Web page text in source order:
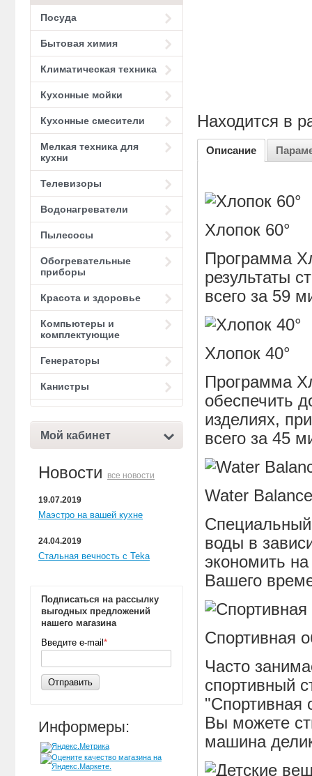
Посуда
Бытовая химия
Климатическая техника
Кухонные мойки
Кухонные смесители
Мелкая техника для
кухни
Телевизоры
Водонагреватели
Пылесосы
Обогревательные
приборы
Красота и здоровье
Компьютеры и
комплектующие
Генераторы
Канистры
Мой кабинет
Новости все новости
19.07.2019
Маэстро на вашей кухне
24.04.2019
Стальная вечность с Teka
Подписаться на рассылку
выгодных предложений
нашего магазина
Введите e-mail *
Отправить
Информеры:
Находится в
Описание
Хлопок 60°
Программа
результаты
всего за 59
Хлопок 40°
Программа
обеспечить
изделиях,
всего за 45
Water
Специальный
воды в
экономить
Вашего
Спортивная
Часто
спортивный
"Спортивная
Вы можете
машина